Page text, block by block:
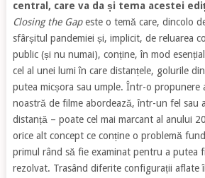
central, care va da și tema acestei
Closing the Gapeste o temă care, dincolo
sfârșitul pandemiei și, implicit, de reluarea
public (și nu numai), conține, în mod
cel al unei lumi în care distanțele, golurile
putea micșora sau umple. Într-o propunere
noastră de filme abordează, într-un fel sau
distanță – poate cel mai marcant al anului
orice alt concept ce conține o problemă
primul rând să fie examinat pentru a putea
rezolvat. Trasând diferite configurații aflate